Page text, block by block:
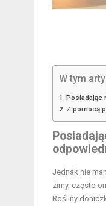
W tym
Posiadając
Z pomocą
Jednak nie
zimy, często
Rośliny